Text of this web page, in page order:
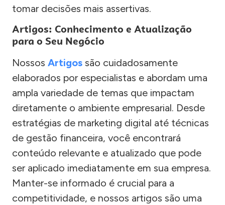
tomar decisões mais assertivas.
Artigos: Conhecimento e Atualização
para o Seu Negócio
Nossos Artigos são cuidadosamente
elaborados por especialistas e abordam uma
ampla variedade de temas que impactam
diretamente o ambiente empresarial. Desde
estratégias de marketing digital até técnicas
de gestão financeira, você encontrará
conteúdo relevante e atualizado que pode
ser aplicado imediatamente em sua empresa.
Manter-se informado é crucial para a
competitividade, e nossos artigos são uma